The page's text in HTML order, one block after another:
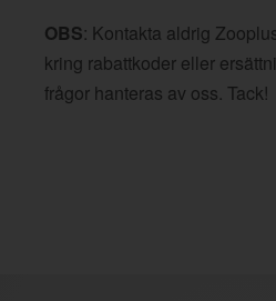
OBS: Kontakta aldrig
kring rabattkoder eller
frågor hanteras av oss. Tack!